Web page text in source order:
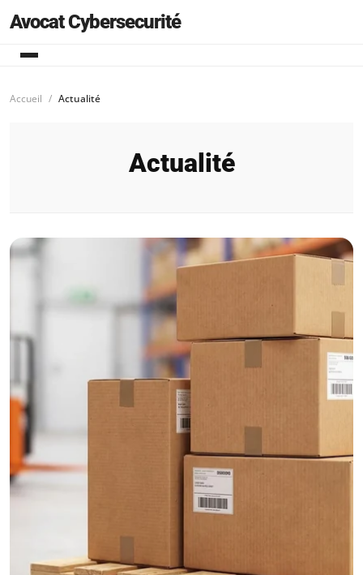
Avocat Cybersecurité
Accueil Actualité
Actualité